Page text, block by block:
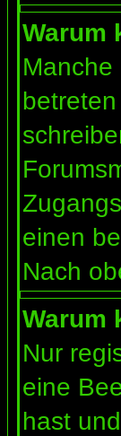
Warum
einen
Nach
Warum
Nur
eine
hast